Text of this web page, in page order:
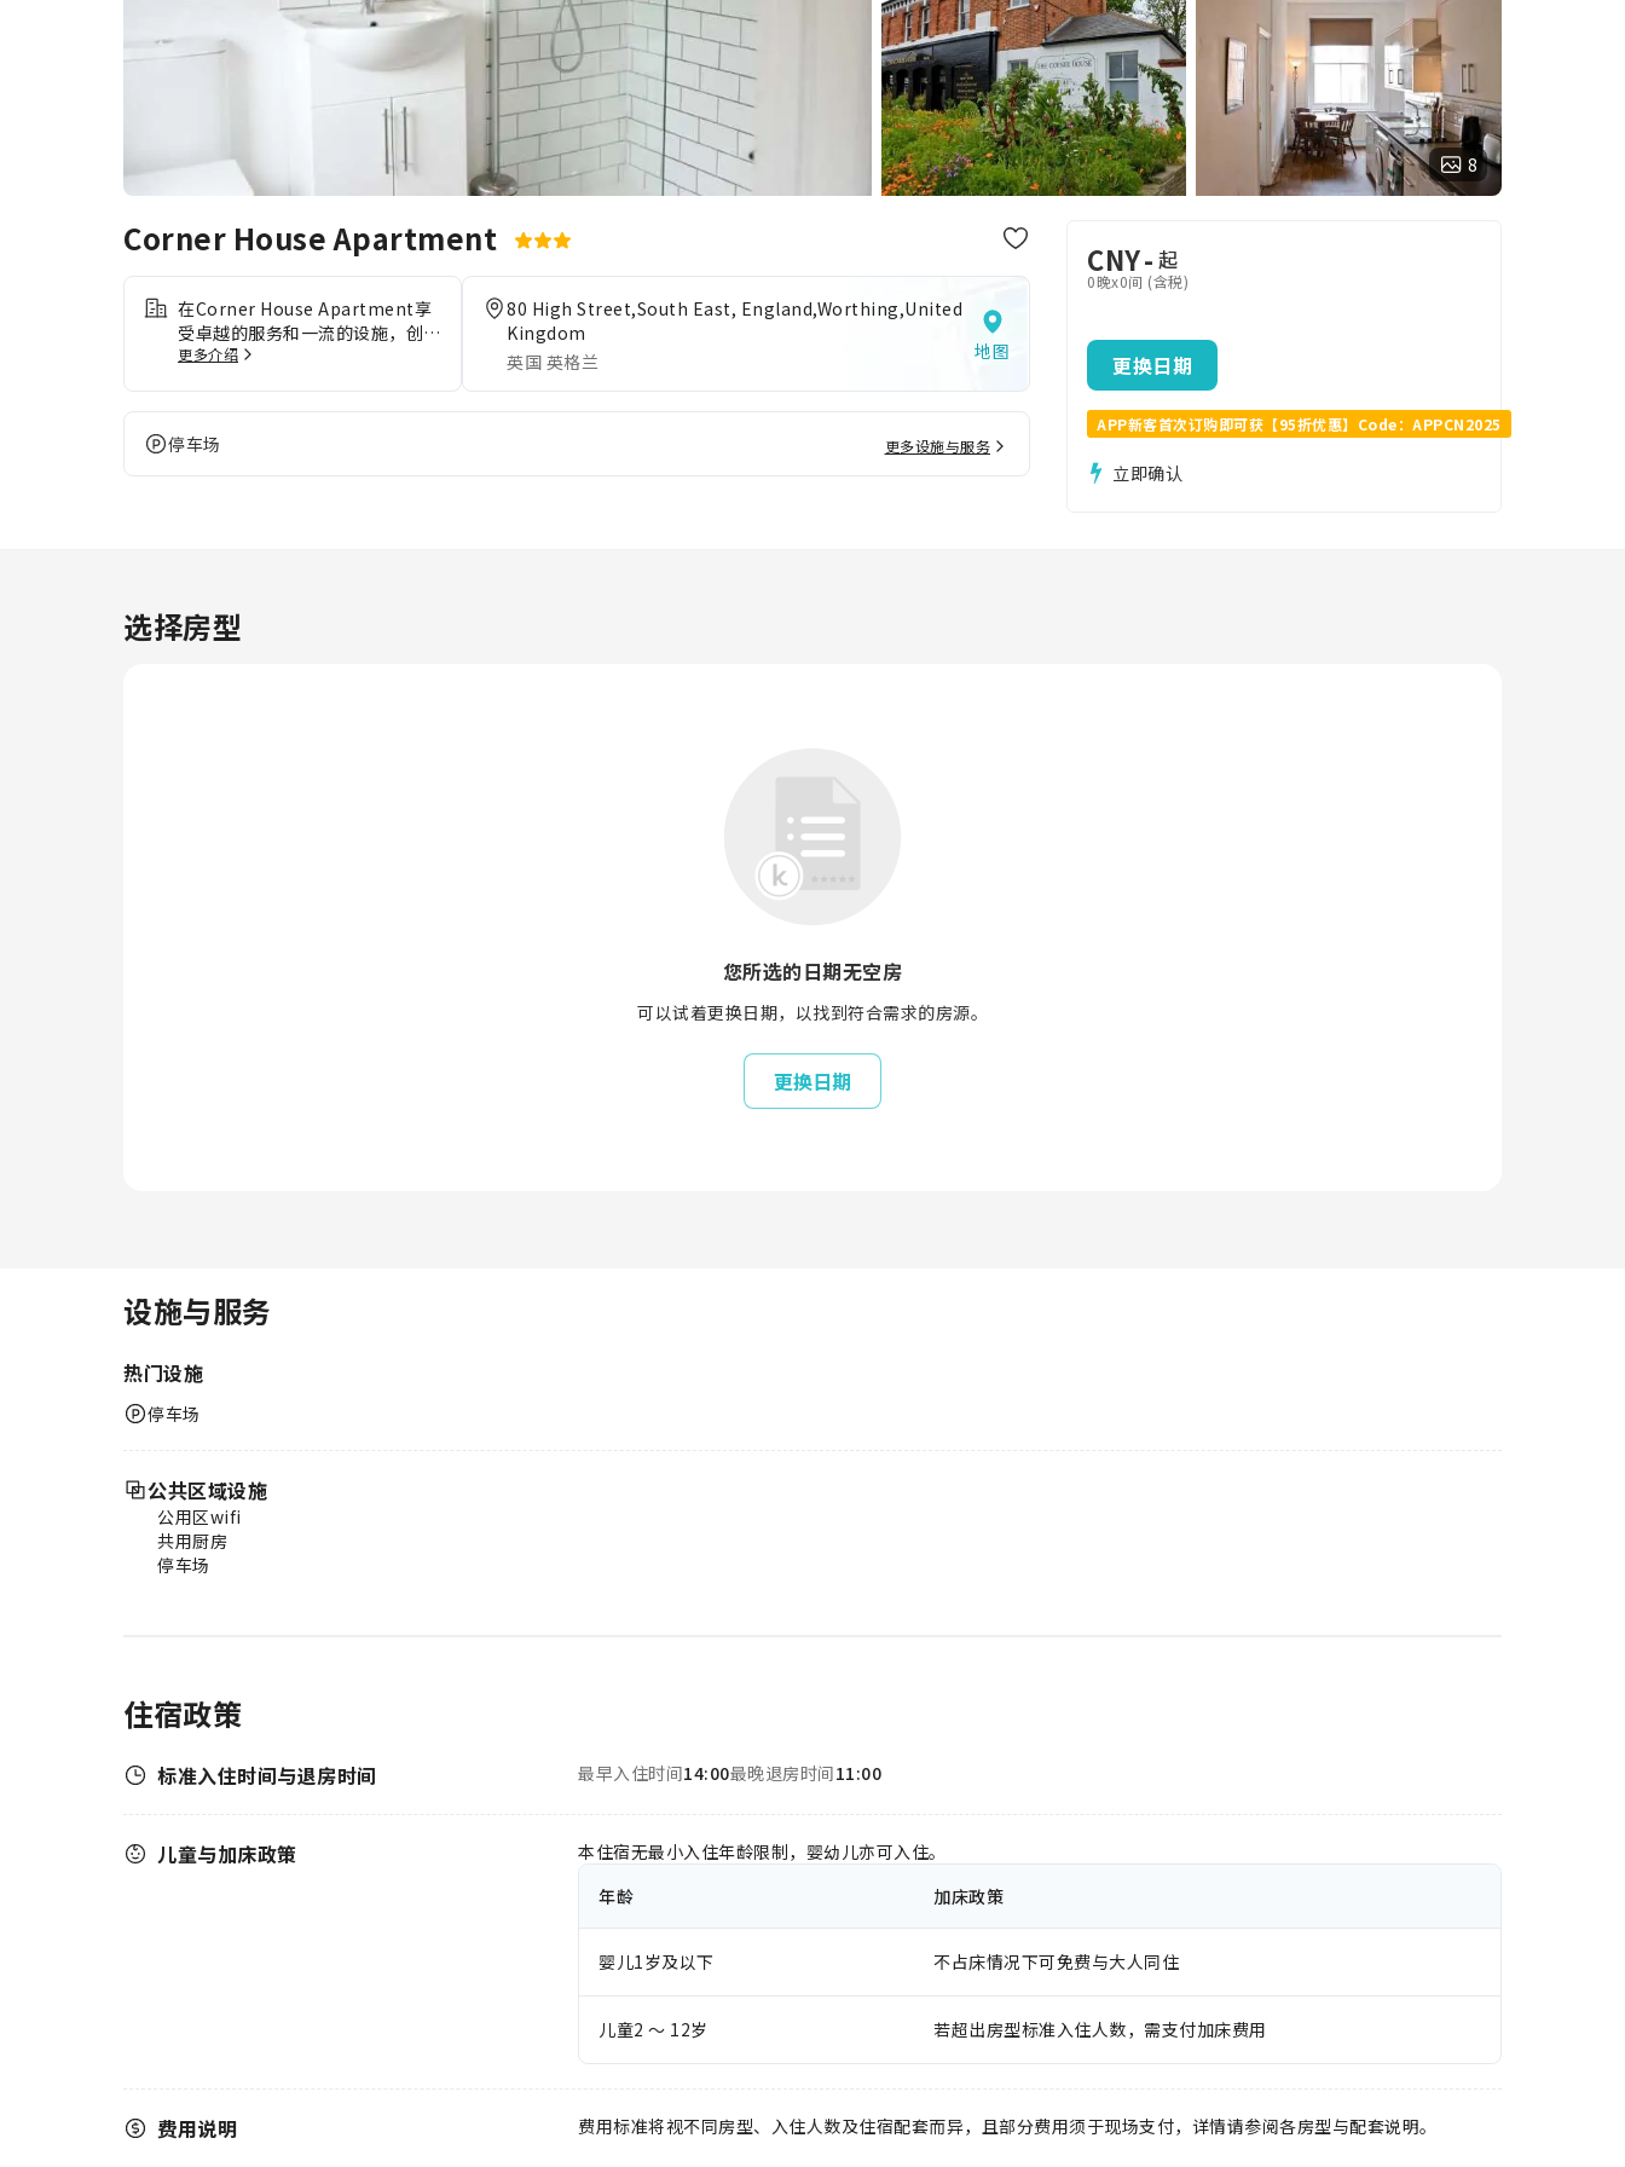
8
Corner House Apartment
在Corner House Apartment享
受卓越的服务和一流的设施，创造
难忘的回忆。使用住宿提供的免费
受住宿提供的免费停车。住宿全面
配备了各种便利设施，让您夜夜好
眠。为了确保客人满意，部分客房
很方便地给自己泡杯咖啡或热茶。
在Corner House Apartment，
更多介绍
80 High Street,South East, England,Worthing,United
Kingdom
英国 英格兰
地图
停车场 更多设施与服务
CNY- 起
0晚x0间 (含税)
更换日期
APP新客首次订购即可获【95折优惠】Code：APPCN2025
立即确认
选择房型
您所选的日期无空房
可以试着更换日期，以找到符合需求的房源。
更换日期
设施与服务
热门设施
停车场
公共区域设施
公用区wifi
共用厨房
停车场
住宿政策
标准入住时间与退房时间 最早入住时间14:00最晚退房时间11:00
儿童与加床政策
本住宿无最小入住年龄限制，婴幼儿亦可入住。
年龄
加床政策
婴儿1岁及以下 不占床情况下可免费与大人同住
儿童2 ～ 12岁 若超出房型标准入住人数，需支付加床费用
费用说明 费用标准将视不同房型、入住人数及住宿配套而异，且部分费用须于现场支付，详情请参阅各房型与配套说明。